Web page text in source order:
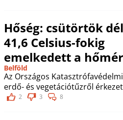
Hőség: csütörtök
41,6 Celsius-fokig
emelkedett a
Belföld
Az Országos
erdő- és vegetációtűzről
2 3 8